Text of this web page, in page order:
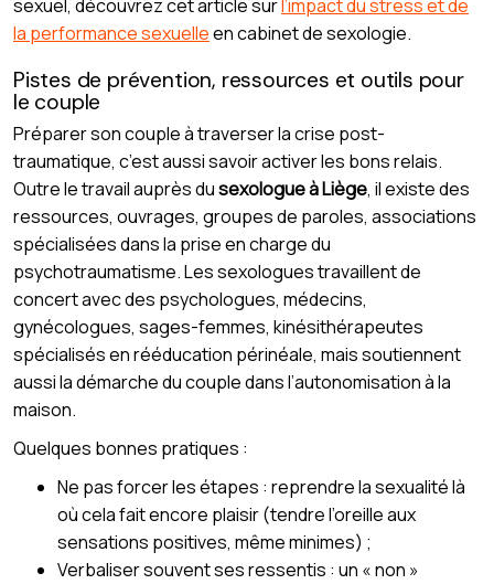
sexuel, découvrez cet article surl’impact du stress et de
la performance sexuelleen cabinet de sexologie.
Pistes de prévention, ressources et outils pour
le couple
Préparer son couple à traverser la crise post-
traumatique, c’est aussi savoir activer les bons relais.
Outre le travail auprès dusexologue à Liège, il existe des
ressources, ouvrages, groupes de paroles, associations
spécialisées dans la prise en charge du
psychotraumatisme. Les sexologues travaillent de
concert avec des psychologues, médecins,
gynécologues, sages-femmes, kinésithérapeutes
spécialisés en rééducation périnéale, mais soutiennent
aussi la démarche du couple dans l’autonomisation à la
maison.
Quelques bonnes pratiques :
Ne pas forcer les étapes : reprendre la sexualité là
où cela fait encore plaisir (tendre l’oreille aux
sensations positives, même minimes) ;
Verbaliser souvent ses ressentis : un « non »